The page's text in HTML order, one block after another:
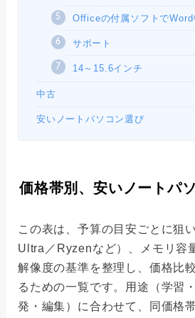
Officeの付属ソフトでWord
サポート
14～15.6インチ
中古
安いノートパソコン選び
価格帯別、安いノートパ
この表は、予算の目安ごとに狙
Ultra／Ryzenなど）、メモリ容
解像度の基準を整理し、価格比
るための一覧です。用途（学習
発・編集）に合わせて、同価格